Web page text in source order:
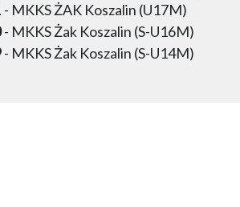
- MKKS ŻAK Koszalin (U17M)
- MKKS Żak Koszalin (S-U16M)
- MKKS Żak Koszalin (S-U14M)